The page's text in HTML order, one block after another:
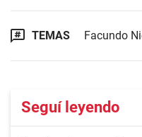
TEMAS Facundo
Seguí leyendo